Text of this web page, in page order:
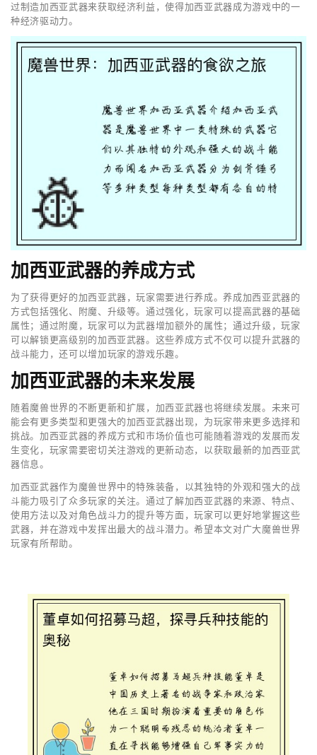
过制造加西亚武器来获取经济利益，使得加西亚武器成为游戏中的一
种经济驱动力。
加西亚武器的养成方式
为了获得更好的加西亚武器，玩家需要进行养成。养成加西亚武器的
方式包括强化、附魔、升级等。通过强化，玩家可以提高武器的基础
属性；通过附魔，玩家可以为武器增加额外的属性；通过升级，玩家
可以解锁更高级别的加西亚武器。这些养成方式不仅可以提升武器的
战斗能力，还可以增加玩家的游戏乐趣。
加西亚武器的未来发展
随着魔兽世界的不断更新和扩展，加西亚武器也将继续发展。未来可
能会有更多类型和更强大的加西亚武器出现，为玩家带来更多选择和
挑战。加西亚武器的养成方式和市场价值也可能随着游戏的发展而发
生变化，玩家需要密切关注游戏的更新动态，以获取最新的加西亚武
器信息。
加西亚武器作为魔兽世界中的特殊装备，以其独特的外观和强大的战
斗能力吸引了众多玩家的关注。通过了解加西亚武器的来源、特点、
使用方法以及对角色战斗力的提升等方面，玩家可以更好地掌握这些
武器，并在游戏中发挥出最大的战斗潜力。希望本文对广大魔兽世界
玩家有所帮助。